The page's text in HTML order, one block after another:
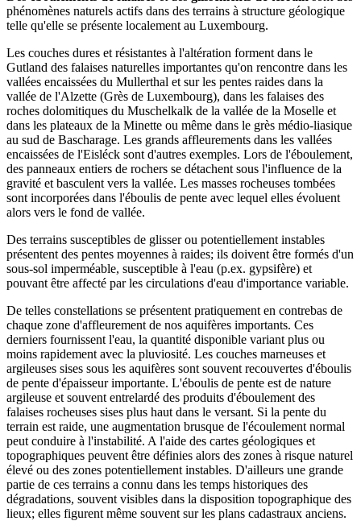
phénomènes naturels actifs dans des terrains à structure géologique
telle qu'elle se présente localement au Luxembourg.
Les couches dures et résistantes à l'altération forment dans le
Gutland des falaises naturelles importantes qu'on rencontre dans les
vallées encaissées du Mullerthal et sur les pentes raides dans la
vallée de l'Alzette (Grès de Luxembourg), dans les falaises des
roches dolomitiques du Muschelkalk de la vallée de la Moselle et
dans les plateaux de la Minette ou même dans le grès médio-liasique
au sud de Bascharage. Les grands affleurements dans les vallées
encaissées de l'Eisléck sont d'autres exemples. Lors de l'éboulement,
des panneaux entiers de rochers se détachent sous l'influence de la
gravité et basculent vers la vallée. Les masses rocheuses tombées
sont incorporées dans l'éboulis de pente avec lequel elles évoluent
alors vers le fond de vallée.
Des terrains susceptibles de glisser ou potentiellement instables
présentent des pentes moyennes à raides; ils doivent être formés d'un
sous-sol imperméable, susceptible à l'eau (p.ex. gypsifère) et
pouvant être affecté par les circulations d'eau d'importance variable.
De telles constellations se présentent pratiquement en contrebas de
chaque zone d'affleurement de nos aquifères importants. Ces
derniers fournissent l'eau, la quantité disponible variant plus ou
moins rapidement avec la pluviosité. Les couches marneuses et
argileuses sises sous les aquifères sont souvent recouvertes d'éboulis
de pente d'épaisseur importante. L'éboulis de pente est de nature
argileuse et souvent entrelardé des produits d'éboulement des
falaises rocheuses sises plus haut dans le versant. Si la pente du
terrain est raide, une augmentation brusque de l'écoulement normal
peut conduire à l'instabilité. A l'aide des cartes géologiques et
topographiques peuvent être définies alors des zones à risque naturel
élevé ou des zones potentiellement instables. D'ailleurs une grande
partie de ces terrains a connu dans les temps historiques des
dégradations, souvent visibles dans la disposition topographique des
lieux; elles figurent même souvent sur les plans cadastraux anciens.